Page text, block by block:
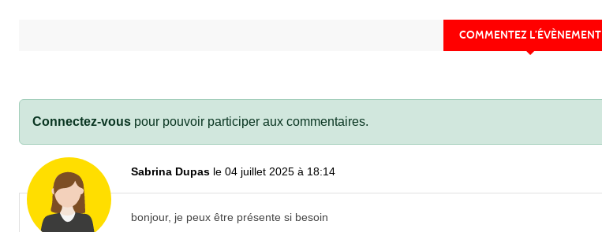
COMMENTEZ L’ÉVÈNEMENT
Connectez-vous pour pouvoir participer aux commentaires.
Sabrina Dupas le 04 juillet 2025 à 18:14
bonjour, je peux être présente si besoin